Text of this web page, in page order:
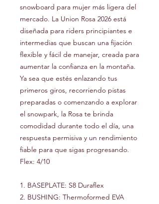
snowboard para mujer más ligera del
mercado. La Union Rosa 2026 está
diseñada para riders principiantes e
intermedias que buscan una fijación
flexible y fácil de manejar, creada para
aumentar la confianza en la montaña.
Ya sea que estés enlazando tus
primeros giros, recorriendo pistas
preparadas o comenzando a explorar
el snowpark, la Rosa te brinda
comodidad durante todo el día, una
respuesta permisiva y un rendimiento
fiable para que sigas progresando.
Flex: 4/10
1. BASEPLATE: S8 Duraflex
2. BUSHING: Thermoformed EVA